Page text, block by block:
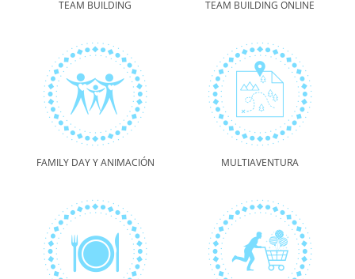
TEAM BUILDING TEAM BUILDING ONLINE
FAMILY DAY Y ANIMACIÓN MULTIAVENTURA